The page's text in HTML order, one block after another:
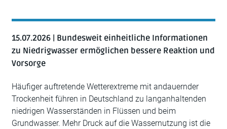
15.07.2026 | Bundesweit einheitliche Informationen
zu Niedrigwasser ermöglichen bessere Reaktion und
Vorsorge
Häufiger auftretende Wetterextreme mit andauernder
Trockenheit führen in Deutschland zu langanhaltenden
niedrigen Wasserständen in Flüssen und beim
Grundwasser. Mehr Druck auf die Wassernutzung ist die